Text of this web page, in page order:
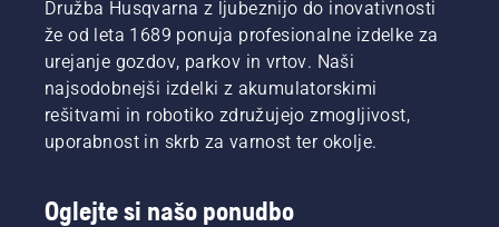
Družba Husqvarna z ljubeznijo do inovativnosti
že od leta 1689 ponuja profesionalne izdelke za
urejanje gozdov, parkov in vrtov. Naši
najsodobnejši izdelki z akumulatorskimi
rešitvami in robotiko združujejo zmogljivost,
uporabnost in skrb za varnost ter okolje.
Oglejte si našo ponudbo